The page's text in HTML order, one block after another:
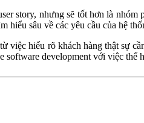
story, nhưng sẽ tốt hơn là
hiểu sâu về các yêu cầu của hệ
việc hiểu rõ khách hàng thật sự
development với việc thể